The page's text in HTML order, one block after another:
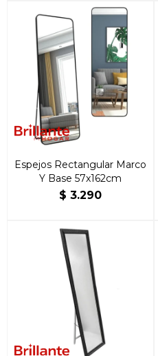
Espejos Rectangular Marco
Y Base 57x162cm
$ 3.290